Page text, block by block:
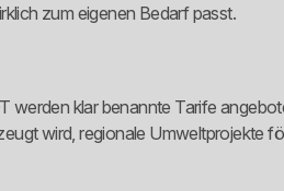
zum eigenen Bedarf passt.
klar benannte Tarife
wird, regionale Umweltprojekte